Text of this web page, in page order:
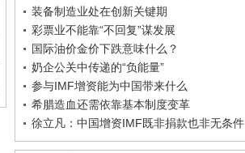
装备制造业处在创新关键期
彩票业不能靠“不回复”谋发展
国际油价金价下跌意味什么？
奶企公关中传递的“负能量”
参与IMF增资能为中国带来什么
希腊造血还需依靠基本制度变革
徐立凡：中国增资IMF既非捐款也非无条件